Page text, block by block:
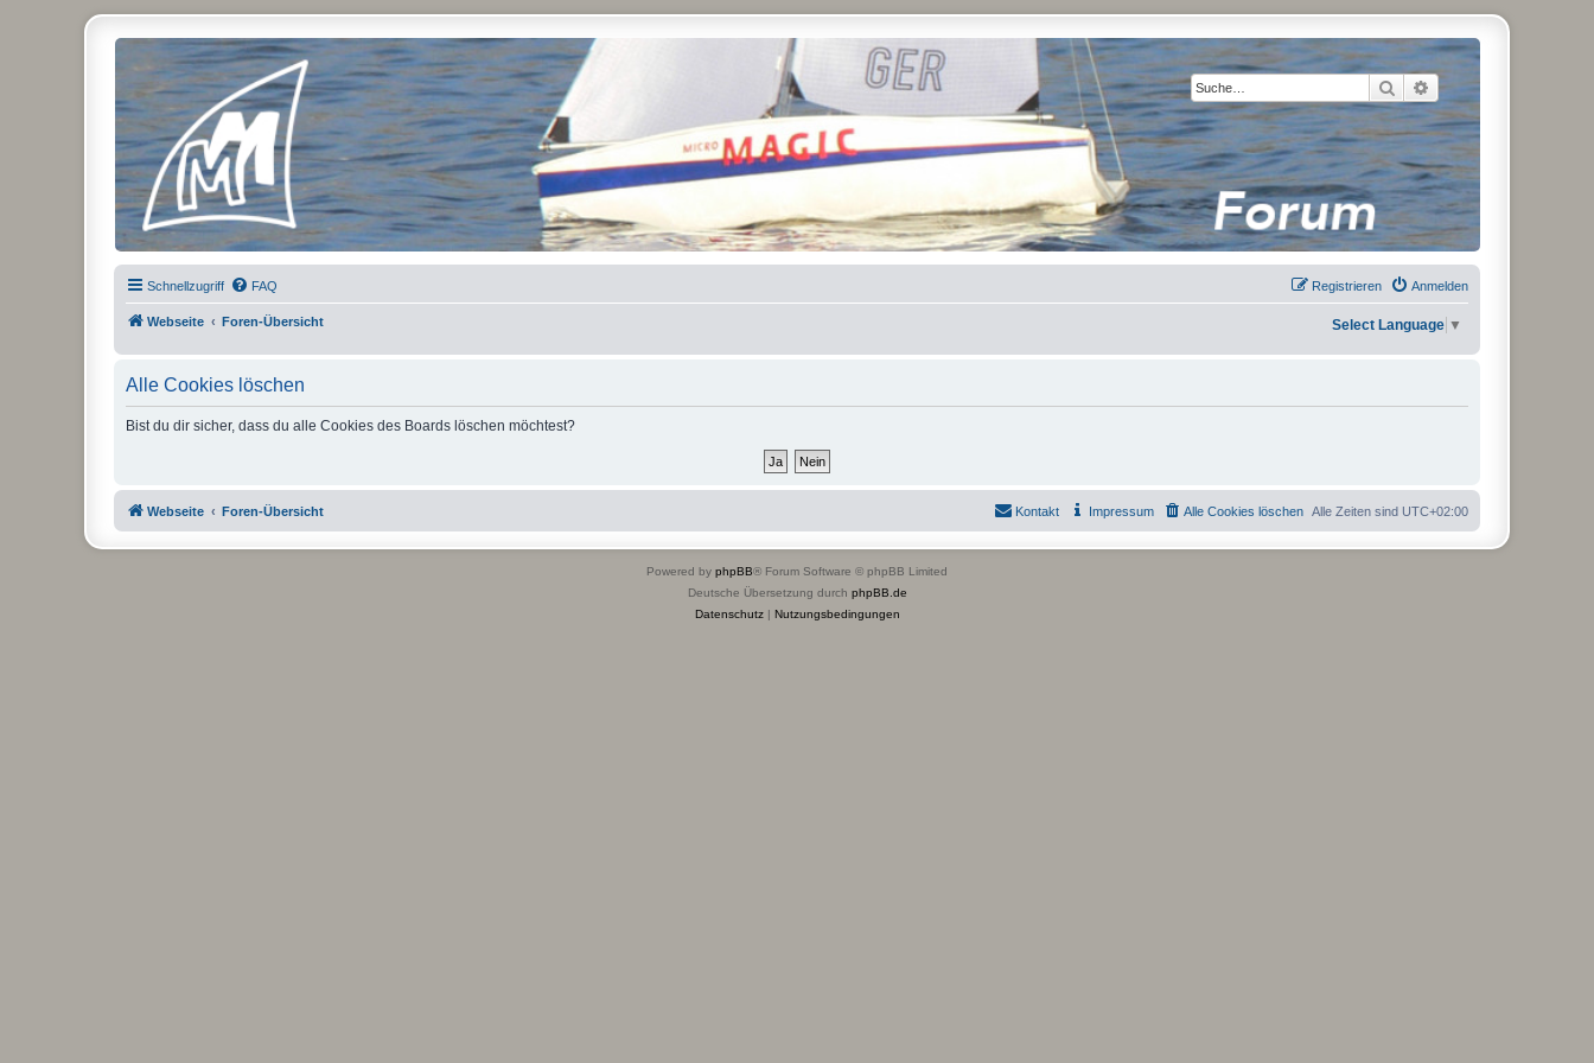
Suche Erweiterte Suche
Micro Magic Forum Deutschland
Schnellzugriff FAQ Anmelden
Registrieren
Webseite Foren-Übersicht Select Language ▼
Alle Cookies löschen
Bist du dir sicher, dass du alle Cookies des Boards löschen möchtest?
Webseite Foren-Übersicht Alle Zeiten sind UTC+02:00
Alle Cookies löschen
Impressum
Kontakt
Powered by phpBB® Forum Software © phpBB Limited
Deutsche Übersetzung durch phpBB.de
Datenschutz| Nutzungsbedingungen